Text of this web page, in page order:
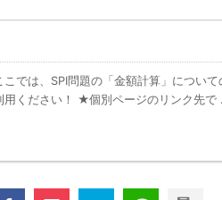
では、SPI問題の「金額計算」につい
用ください！ ★個別ページのリンク先で